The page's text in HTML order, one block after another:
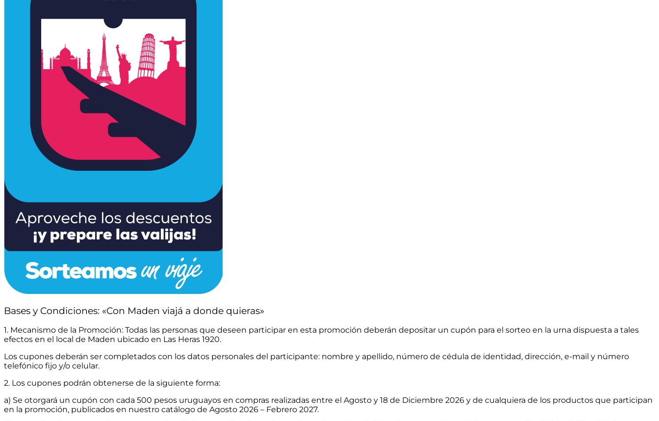
Bases y Condiciones: «Con Maden viajá a donde quieras»
1. Mecanismo de la Promoción: Todas las personas que deseen participar en esta promoción deberán depositar un cupón para el sorteo en la urna dispuesta a tales
efectos en el local de Maden ubicado en Las Heras 1920.
Los cupones deberán ser completados con los datos personales del participante: nombre y apellido, número de cédula de identidad, dirección, e-mail y número
telefónico fijo y/o celular.
2. Los cupones podrán obtenerse de la siguiente forma:
a) Se otorgará un cupón con cada 500 pesos uruguayos en compras realizadas entre el Agosto y 18 de Diciembre 2026 y de cualquiera de los productos que participan
en la promoción, publicados en nuestro catálogo de Agosto 2026 – Febrero 2027.